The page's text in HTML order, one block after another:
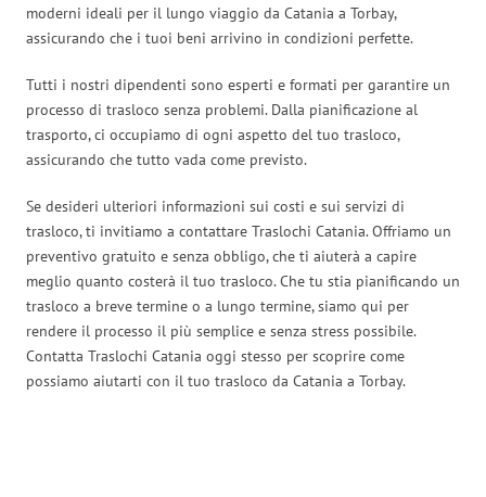
moderni ideali per il lungo viaggio da Catania a Torbay,
assicurando che i tuoi beni arrivino in condizioni perfette.
Tutti i nostri dipendenti sono esperti e formati per garantire un
processo di trasloco senza problemi. Dalla pianificazione al
trasporto, ci occupiamo di ogni aspetto del tuo trasloco,
assicurando che tutto vada come previsto.
Se desideri ulteriori informazioni sui costi e sui servizi di
trasloco, ti invitiamo a contattare Traslochi Catania. Offriamo un
preventivo gratuito e senza obbligo, che ti aiuterà a capire
meglio quanto costerà il tuo trasloco. Che tu stia pianificando un
trasloco a breve termine o a lungo termine, siamo qui per
rendere il processo il più semplice e senza stress possibile.
Contatta Traslochi Catania oggi stesso per scoprire come
possiamo aiutarti con il tuo trasloco da Catania a Torbay.